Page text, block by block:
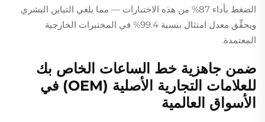
الضغط بأداء 87% من هذه الاختبارات — مما يلغي التباين البشري
ويحقِّق معدل امتثال بنسبة 99.4% في المختبرات الخارجية
المعتمدة.
ضمن جاهزية خط الساعات الخاص بك
للعلامات التجارية الأصلية (OEM) في
الأسواق العالمية